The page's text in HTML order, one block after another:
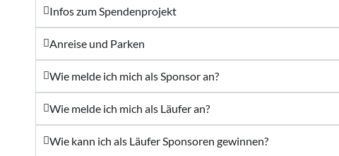
Infos zum Spendenprojekt
Anreise und Parken
Wie melde ich mich als Sponsor an?
Wie melde ich mich als Läufer an?
Wie kann ich als Läufer Sponsoren gewinnen?